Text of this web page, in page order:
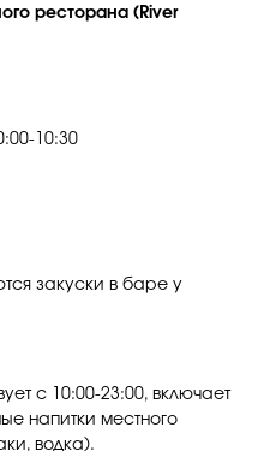
ресторана ( River
10:30
закуски в баре у
с 10:00-23:00, включает
напитки местного
водка).